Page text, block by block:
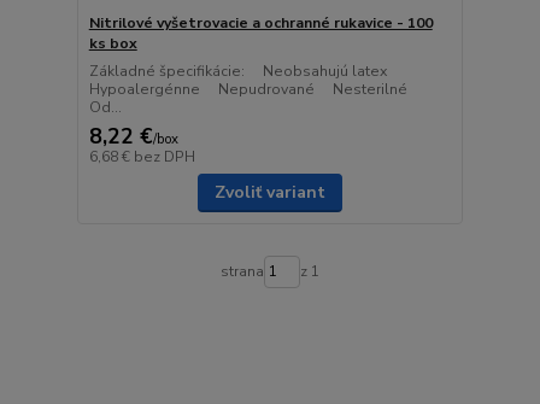
Nitrilové vyšetrovacie a ochranné rukavice - 100
ks box
Základné špecifikácie: Neobsahujú latex
Hypoalergénne Nepudrované Nesterilné
Od...
8,22 €/box
6,68 € bez DPH
Zvoliť variant
strana z 1